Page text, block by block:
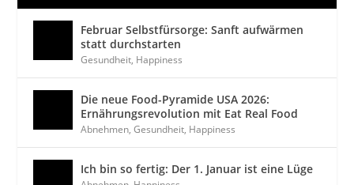
Februar Selbstfürsorge: Sanft aufwärmen
statt durchstarten
Gesundheit, Happiness
Die neue Food-Pyramide USA 2026:
Ernährungsrevolution mit Eat Real Food
Abnehmen,Gesundheit, Happiness
Ich bin so fertig: Der 1. Januar ist eine Lüge